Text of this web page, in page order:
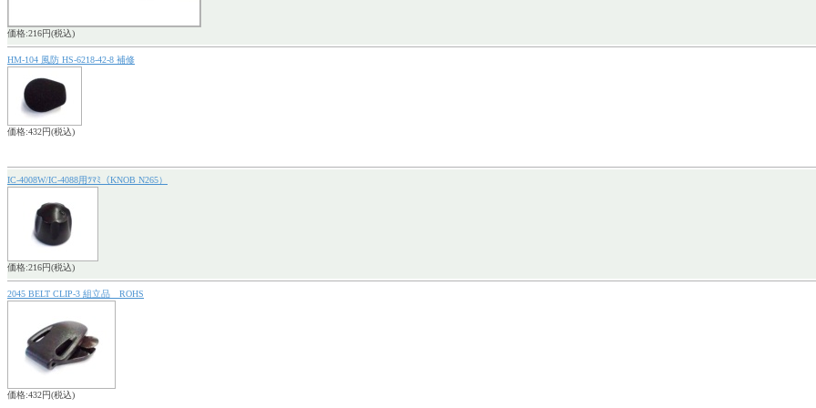
価格:216円(税込)
HM-104 風防 HS-6218-42-8 補修
価格:432円(税込)
IC-4008W/IC-4088用ﾂﾏﾐ（KNOB N265）
価格:216円(税込)
2045 BELT CLIP-3 組立品 ROHS
価格:432円(税込)